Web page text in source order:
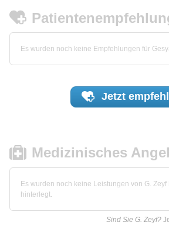
Es wurden noch keine Empfehlungen für
Jetzt
Medizinisches
Es wurden noch keine Leistungen von G. Zeyf
hinterlegt.
Sind Sie G. Zeyf?